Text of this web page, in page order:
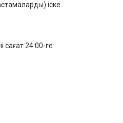
іске
сағат 24:00-ге